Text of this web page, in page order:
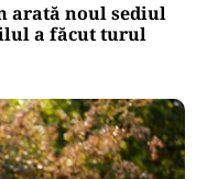
arată noul sediul
a făcut turul